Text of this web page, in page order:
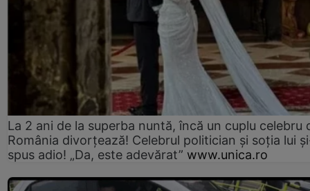
La 2 ani de la superba nuntă, încă un cuplu celebru
România divorțează! Celebrul politician și soția lui
spus adio! „Da, este adevărat” www.unica.ro